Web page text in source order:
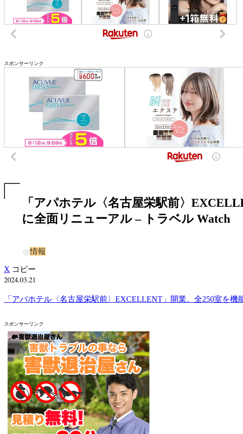
スポンサーリンク
「アパホテル〈名古屋栄駅前〉
に全面リニューアル – トラベル Watch
情報
X コピー
2024.03.21
「アパホテル〈名古屋栄駅前〉EXCELLENT」開業。全250室を機
スポンサーリンク